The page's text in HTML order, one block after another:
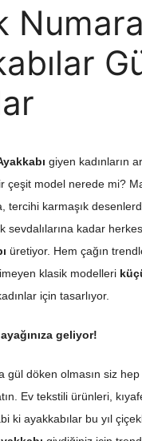
Numara
giyen kadınların
çeşit model nerede mi?
tercihi karmaşık
sevdalılarına kadar
üretiyor. Hem çağın
klasik modelleri
için tasarlıyor.
geliyor!
gül döken olmasın siz
Ev tekstili ürünleri,
ki ayakkabılar bu yıl